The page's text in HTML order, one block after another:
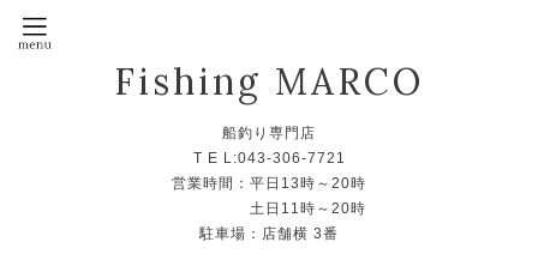
Fishing MARCO
船釣り専門店
T E L:043-306-7721
営業時間：平日13時～20時
土日11時～20時
駐車場：店舗横 3番